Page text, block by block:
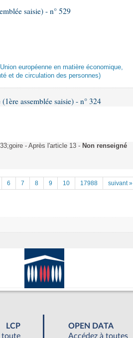
saisie) - n° 529
européenne en matière économique,
et de circulation des personnes)
assemblée saisie) - n° 324
- Après l'article 13 - Non renseigné
6 7 8 9 10 17988 suivant »
LCP
toute
OPEN DATA
Accédez à toutes